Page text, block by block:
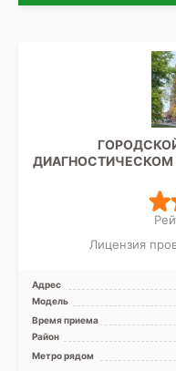
ДИАГНОСТИЧЕСКОМ
Лицензия
Адрес
Модель
Время приема
Район
Метро рядом